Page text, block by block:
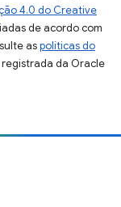
4.0 do Creative
de acordo com
aspolíticas do
da Oracle